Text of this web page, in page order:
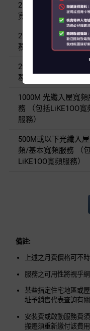
關於我們
客戶資訊
聯絡我們
客戶服務
English
2500M + 1000M多連
寬頻服務
2500M 光纖入屋寬頻
務
2x1000M多連接寬頻服
務
1000M 光纖入屋寬頻
務 （包括LiKE1OO寬
服務）
500M或以下光纖入
頻/基本寬頻服務 （
LiKE1OO寬頻服務）
備註:
上述之月費價格可不
服務之可用性將視乎
某些指定住宅地區或
址予銷售代表查詢有關
安裝費或啟動服務費
搬遷須重新繳付該費